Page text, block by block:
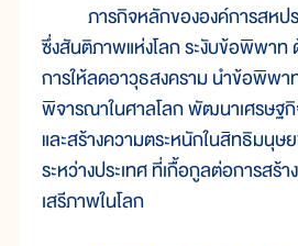
ภารกิจหลักขององค์การสหปร
ซึ่งสันติภาพแห่งโลก ระงับข้อพิพาท
การให้ลดอาวุธสงคราม นำข้อพิพาท
พิจารณาในศาลโลก พัฒนาเศรษฐ
และสร้างความตระหนักในสิทธิมนุ
ระหว่างประเทศ ที่เกื้อกูลต่อการสร้
เสรีภาพในโลก